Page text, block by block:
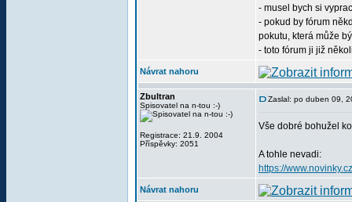
- musel bych si
- pokud by fórum
pokutu, která může
- toto fórum ji již
Návrat nahoru
Zbultran
Spisovatel na n-tou :-)
Registrace: 21.9. 2004
Příspěvky: 2051
Zaslal: po duben 09,
Vše dobré bohužel
A tohle nevadi:
https://
Návrat nahoru